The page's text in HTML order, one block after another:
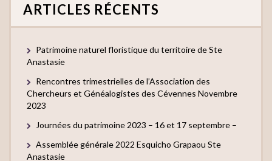
ARTICLES RÉCENTS
Patrimoine naturel floristique du territoire de Ste
Anastasie
Rencontres trimestrielles de l’Association des
Chercheurs et Généalogistes des Cévennes Novembre
2023
Journées du patrimoine 2023 – 16 et 17 septembre –
Assemblée générale 2022 Esquicho Grapaou Ste
Anastasie